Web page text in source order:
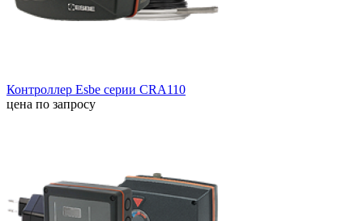
Контроллер Esbe серии CRA110
цена по запросу